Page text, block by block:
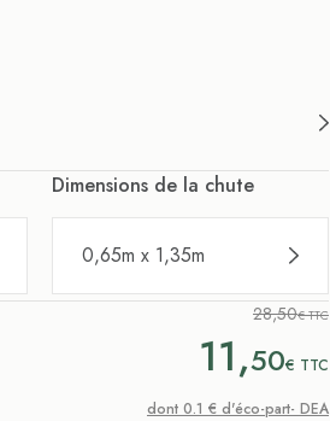
Dimensions de la chute
0,65m x 1,35m
28,50€ TTC
11,50€ TTC
dont 0.1 € d'éco-part- DEA